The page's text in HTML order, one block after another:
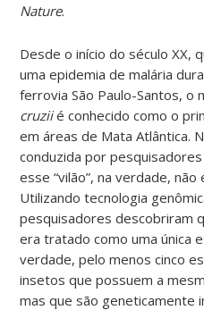
Nature.
Desde o início do século XX,
uma epidemia de malária
ferrovia São Paulo-Santos, o
cruziié conhecido como o
em áreas de Mata Atlântica.
conduzida por
esse “vilão”, na verdade, não
Utilizando tecnologia
pesquisadores descobriram
era tratado como uma única
verdade, pelo menos cinco
insetos que possuem a
mas que são geneticamente